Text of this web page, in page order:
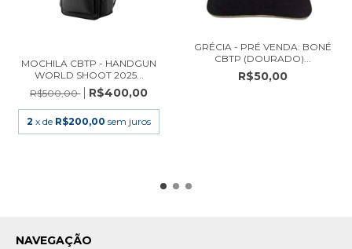
MOCHILA CBTP - HANDGUN
WORLD SHOOT 2025...
R$500,00
R$400,00
2 x de R$200,00 sem juros
GRÉCIA - PRÉ VENDA: BONÉ
CBTP (DOURADO)...
R$50,00
NAVEGAÇÃO